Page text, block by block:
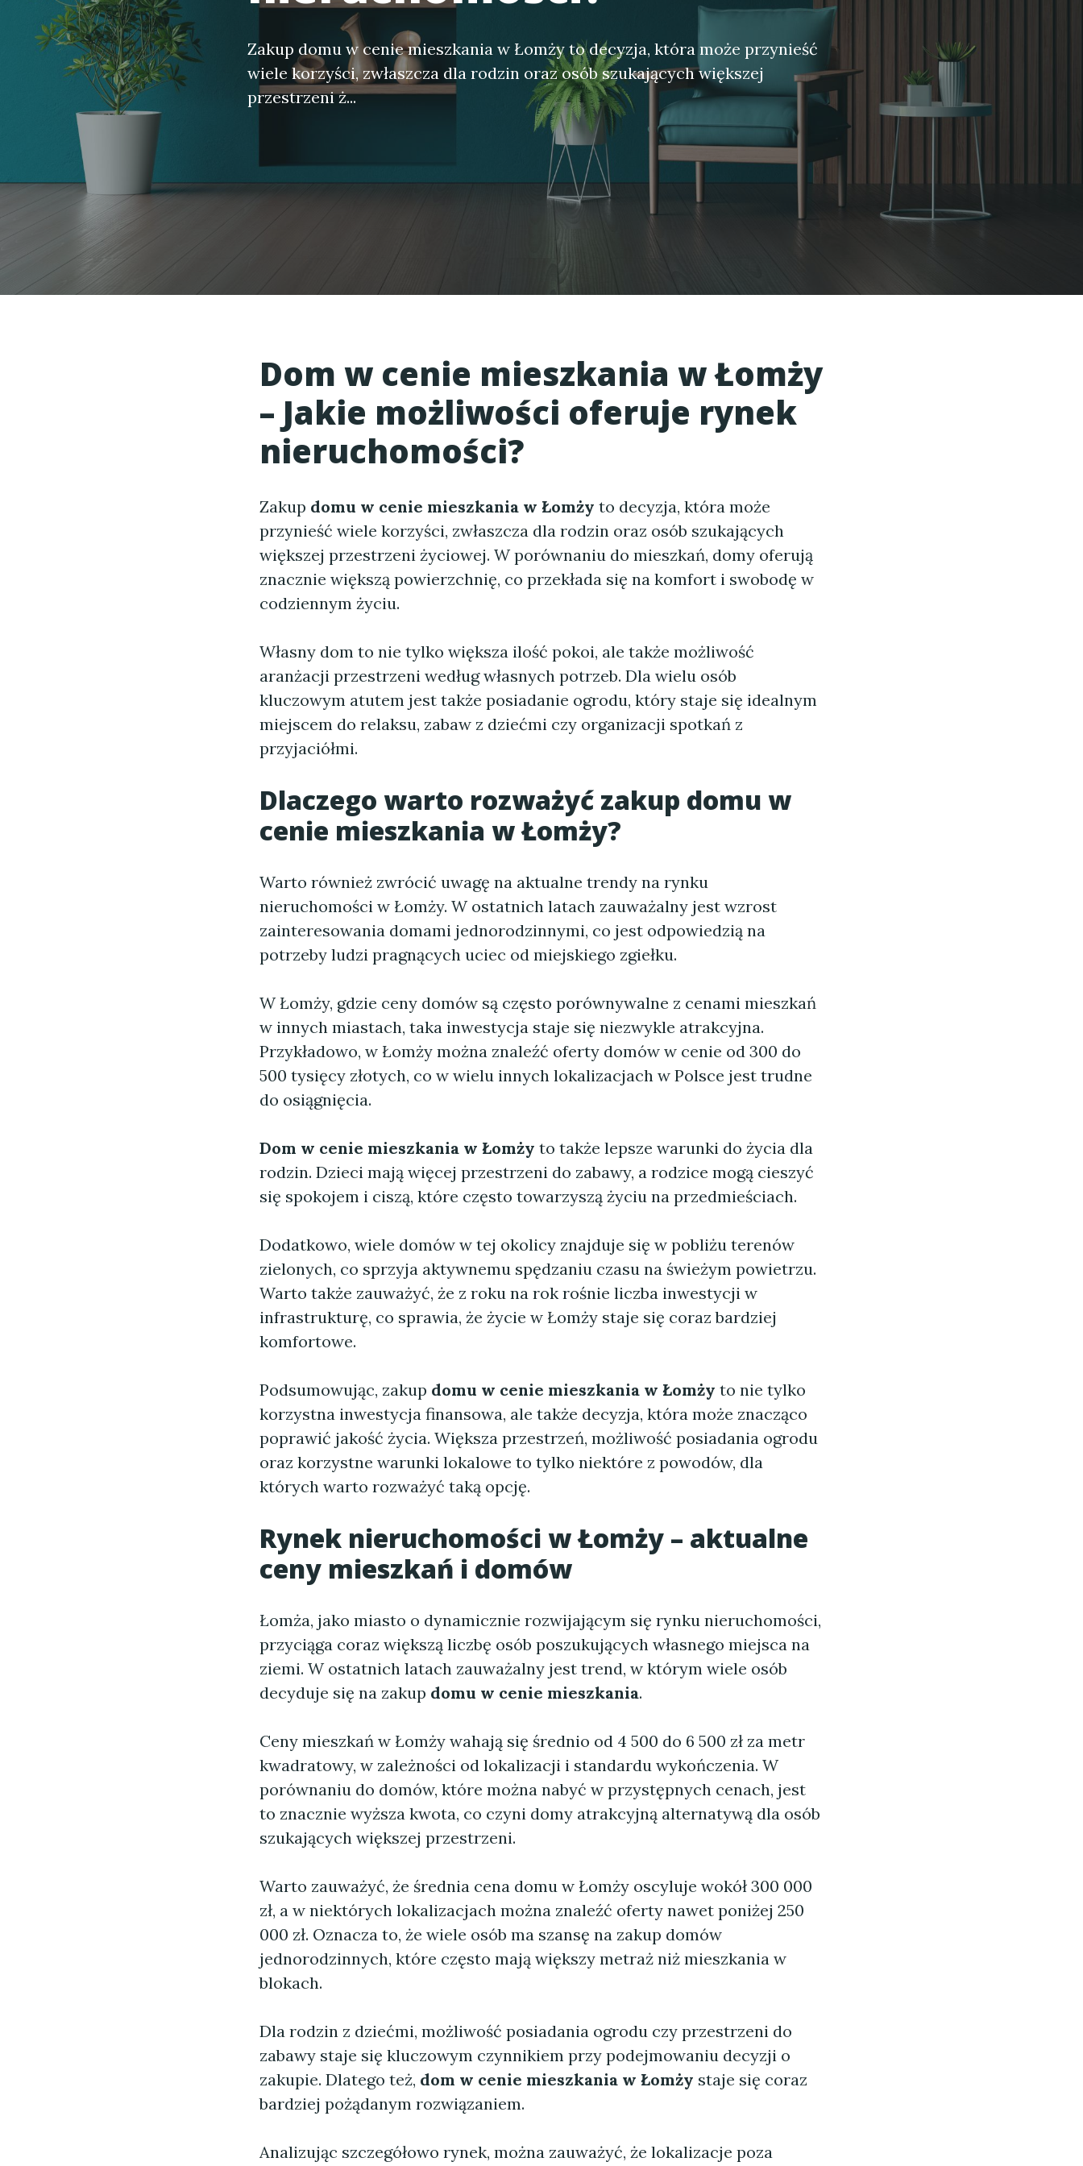
Zakup domu w cenie mieszkania w Łomży to decyzja, która może przynieść
wiele korzyści, zwłaszcza dla rodzin oraz osób szukających większej
przestrzeni ż...
Dom w cenie mieszkania w Łomży
– Jakie możliwości oferuje rynek
nieruchomości?
Zakup domu w cenie mieszkania w Łomży to decyzja, która może
przynieść wiele korzyści, zwłaszcza dla rodzin oraz osób szukających
większej przestrzeni życiowej. W porównaniu do mieszkań, domy oferują
znacznie większą powierzchnię, co przekłada się na komfort i swobodę w
codziennym życiu.
Własny dom to nie tylko większa ilość pokoi, ale także możliwość
aranżacji przestrzeni według własnych potrzeb. Dla wielu osób
kluczowym atutem jest także posiadanie ogrodu, który staje się idealnym
miejscem do relaksu, zabaw z dziećmi czy organizacji spotkań z
przyjaciółmi.
Dlaczego warto rozważyć zakup domu w
cenie mieszkania w Łomży?
Warto również zwrócić uwagę na aktualne trendy na rynku
nieruchomości w Łomży. W ostatnich latach zauważalny jest wzrost
zainteresowania domami jednorodzinnymi, co jest odpowiedzią na
potrzeby ludzi pragnących uciec od miejskiego zgiełku.
W Łomży, gdzie ceny domów są często porównywalne z cenami mieszkań
w innych miastach, taka inwestycja staje się niezwykle atrakcyjna.
Przykładowo, w Łomży można znaleźć oferty domów w cenie od 300 do
500 tysięcy złotych, co w wielu innych lokalizacjach w Polsce jest trudne
do osiągnięcia.
Dom w cenie mieszkania w Łomży to także lepsze warunki do życia dla
rodzin. Dzieci mają więcej przestrzeni do zabawy, a rodzice mogą cieszyć
się spokojem i ciszą, które często towarzyszą życiu na przedmieściach.
Dodatkowo, wiele domów w tej okolicy znajduje się w pobliżu terenów
zielonych, co sprzyja aktywnemu spędzaniu czasu na świeżym powietrzu.
Warto także zauważyć, że z roku na rok rośnie liczba inwestycji w
infrastrukturę, co sprawia, że życie w Łomży staje się coraz bardziej
komfortowe.
Podsumowując, zakup domu w cenie mieszkania w Łomży to nie tylko
korzystna inwestycja finansowa, ale także decyzja, która może znacząco
poprawić jakość życia. Większa przestrzeń, możliwość posiadania ogrodu
oraz korzystne warunki lokalowe to tylko niektóre z powodów, dla
których warto rozważyć taką opcję.
Rynek nieruchomości w Łomży – aktualne
ceny mieszkań i domów
Łomża, jako miasto o dynamicznie rozwijającym się rynku nieruchomości,
przyciąga coraz większą liczbę osób poszukujących własnego miejsca na
ziemi. W ostatnich latach zauważalny jest trend, w którym wiele osób
decyduje się na zakup domu w cenie mieszkania.
Ceny mieszkań w Łomży wahają się średnio od 4 500 do 6 500 zł za metr
kwadratowy, w zależności od lokalizacji i standardu wykończenia. W
porównaniu do domów, które można nabyć w przystępnych cenach, jest
to znacznie wyższa kwota, co czyni domy atrakcyjną alternatywą dla osób
szukających większej przestrzeni.
Warto zauważyć, że średnia cena domu w Łomży oscyluje wokół 300 000
zł, a w niektórych lokalizacjach można znaleźć oferty nawet poniżej 250
000 zł. Oznacza to, że wiele osób ma szansę na zakup domów
jednorodzinnych, które często mają większy metraż niż mieszkania w
blokach.
Dla rodzin z dziećmi, możliwość posiadania ogrodu czy przestrzeni do
zabawy staje się kluczowym czynnikiem przy podejmowaniu decyzji o
zakupie. Dlatego też, dom w cenie mieszkania w Łomży staje się coraz
bardziej pożądanym rozwiązaniem.
Analizując szczegółowo rynek, można zauważyć, że lokalizacje poza